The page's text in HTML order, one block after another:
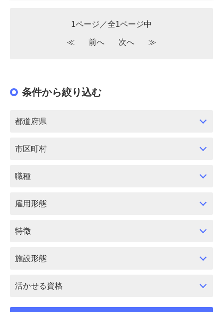
1ページ／全1ページ中
≪ 前へ 次へ ≫
条件から絞り込む
都道府県
市区町村
職種
雇用形態
特徴
施設形態
活かせる資格